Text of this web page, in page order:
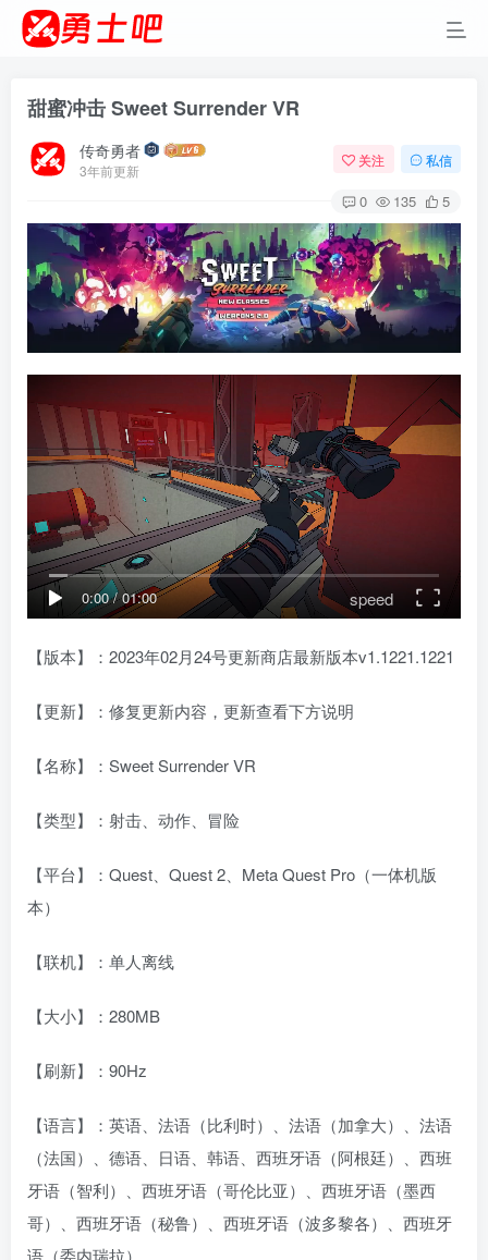
甜蜜冲击 Sweet Surrender VR
传奇勇者
3年前更新
关注 私信
0 135 5
0:00/01:00 speed
【版本】：2023年02月24号更新商店最新版本v1.1221.1221
【更新】：修复更新内容，更新查看下方说明
【名称】：Sweet Surrender VR
【类型】：射击、动作、冒险
【平台】：Quest、Quest 2、Meta Quest Pro（一体机版
本）
【联机】：单人离线
【大小】：280MB
【刷新】：90Hz
【语言】：英语、法语（比利时）、法语（加拿大）、法语
（法国）、德语、日语、韩语、西班牙语（阿根廷）、西班
牙语（智利）、西班牙语（哥伦比亚）、西班牙语（墨西
哥）、西班牙语（秘鲁）、西班牙语（波多黎各）、西班牙
语（委内瑞拉）